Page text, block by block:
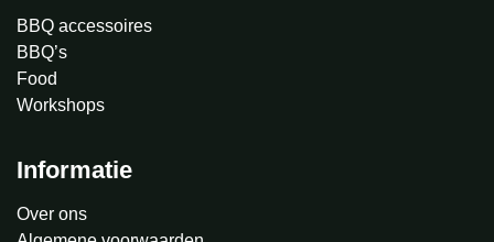
BBQ accessoires
BBQ’s
Food
Workshops
Informatie
Over ons